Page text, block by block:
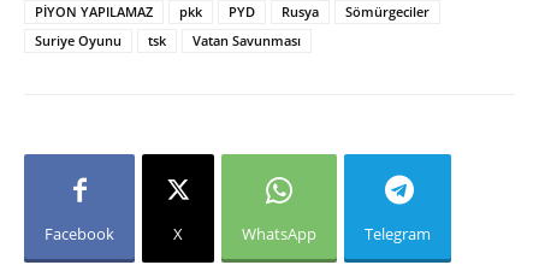
PİYON YAPILAMAZ
pkk PYD Rusya
Sömürgeciler
Suriye Oyunu
tsk Vatan Savunması
Facebook X WhatsApp Telegram